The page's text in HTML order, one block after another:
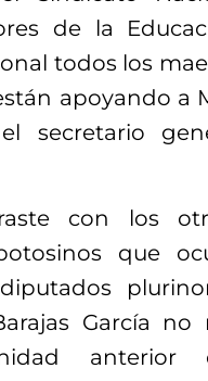
de la
todos los
apoyando a
secretario
con los
que
García no
anterior